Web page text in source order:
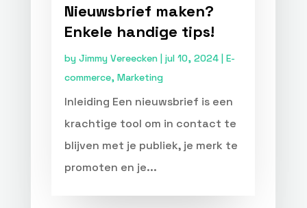
Nieuwsbrief maken?
Enkele handige tips!
by Jimmy Vereecken| jul 10, 2024| E-
commerce, Marketing
Inleiding Een nieuwsbrief is een
krachtige tool om in contact te
blijven met je publiek, je merk te
promoten en je...